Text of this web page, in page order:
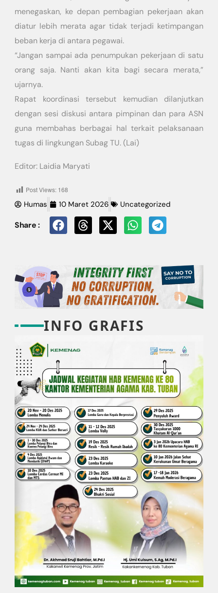
menegaskan, ke depan pembagian pekerjaan akan
diatur lebih merata agar tidak terjadi ketimpangan
beban kerja di antara pegawai.
“Jangan sampai ada penumpukan pekerjaan di satu
orang saja. Nanti akan kita bagi secara merata,”
ujarnya.
Rapat koordinasi tersebut kemudian dilanjutkan
dengan sesi diskusi antara pimpinan dan para ASN
guna membahas berbagai hal terkait pelaksanaan
tugas di lingkungan Subag TU. (Lai)
Editor: Laidia Maryati
Post Views: 168
Humas 10 Maret 2026 Uncategorized
Share :
INFO GRAFIS